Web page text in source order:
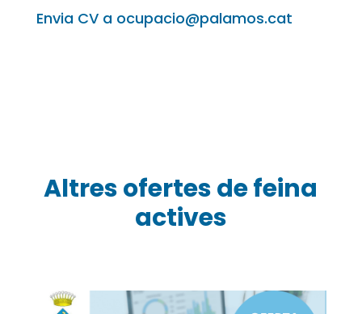
Envia CV a ocupacio@palamos.cat
Altres ofertes de feina
actives